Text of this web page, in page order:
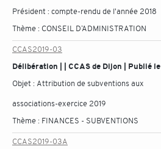
Président : compte-rendu de l'année 2018
Thème : CONSEIL D’ADMINISTRATION
CCAS2019-03
Délibération | | CCAS de Dijon | Publié le
Objet : Attribution de subventions aux
associations-exercice 2019
Thème : FINANCES - SUBVENTIONS
CCAS2019-03A